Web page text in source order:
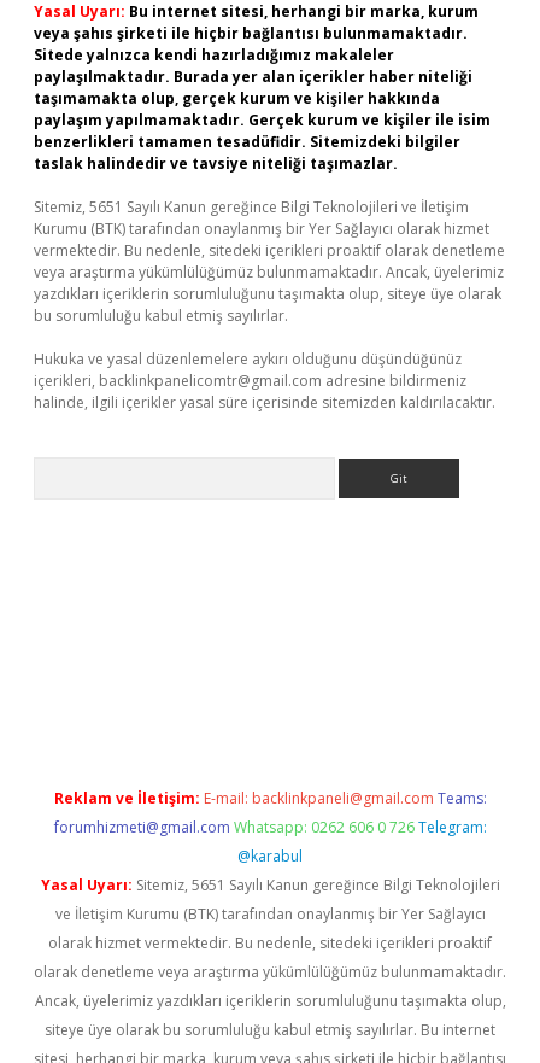
Yasal Uyarı: Bu internet sitesi, herhangi bir marka, kurum
veya şahıs şirketi ile hiçbir bağlantısı bulunmamaktadır.
Sitede yalnızca kendi hazırladığımız makaleler
paylaşılmaktadır. Burada yer alan içerikler haber niteliği
taşımamakta olup, gerçek kurum ve kişiler hakkında
paylaşım yapılmamaktadır. Gerçek kurum ve kişiler ile isim
benzerlikleri tamamen tesadüfidir. Sitemizdeki bilgiler
taslak halindedir ve tavsiye niteliği taşımazlar.
Sitemiz, 5651 Sayılı Kanun gereğince Bilgi Teknolojileri ve İletişim
Kurumu (BTK) tarafından onaylanmış bir Yer Sağlayıcı olarak hizmet
vermektedir. Bu nedenle, sitedeki içerikleri proaktif olarak denetleme
veya araştırma yükümlülüğümüz bulunmamaktadır. Ancak, üyelerimiz
yazdıkları içeriklerin sorumluluğunu taşımakta olup, siteye üye olarak
bu sorumluluğu kabul etmiş sayılırlar.
Hukuka ve yasal düzenlemelere aykırı olduğunu düşündüğünüz
içerikleri, backlinkpanelicomtr@gmail.com adresine bildirmeniz
halinde, ilgili içerikler yasal süre içerisinde sitemizden kaldırılacaktır.
Reklam ve İletişim: E-mail: backlinkpaneli@gmail.com Teams:
forumhizmeti@gmail.com Whatsapp: 0262 606 0 726 Telegram:
@karabul
Yasal Uyarı: Sitemiz, 5651 Sayılı Kanun gereğince Bilgi Teknolojileri
ve İletişim Kurumu (BTK) tarafından onaylanmış bir Yer Sağlayıcı
olarak hizmet vermektedir. Bu nedenle, sitedeki içerikleri proaktif
olarak denetleme veya araştırma yükümlülüğümüz bulunmamaktadır.
Ancak, üyelerimiz yazdıkları içeriklerin sorumluluğunu taşımakta olup,
siteye üye olarak bu sorumluluğu kabul etmiş sayılırlar. Bu internet
sitesi, herhangi bir marka, kurum veya şahıs şirketi ile hiçbir bağlantısı